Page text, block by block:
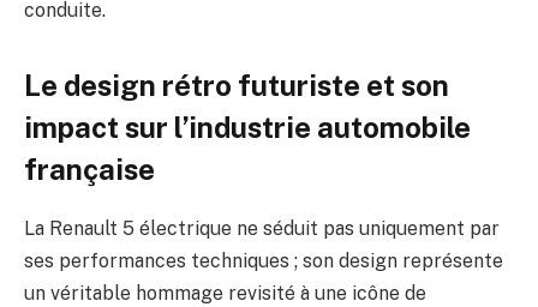
conduite.
Le design rétro futuriste et son
impact sur l’industrie automobile
française
La Renault 5 électrique ne séduit pas uniquement par
ses performances techniques ; son design représente
un véritable hommage revisité à une icône de